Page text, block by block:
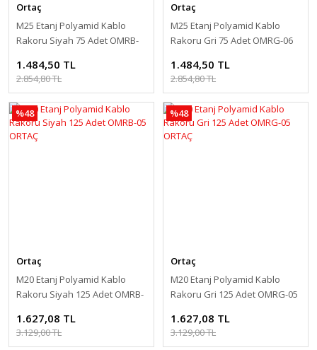
Ortaç
M25 Etanj Polyamid Kablo
Rakoru Siyah 75 Adet OMRB-
1.484,50 TL
2.854,80 TL
Ortaç
M25 Etanj Polyamid Kablo
Rakoru Gri 75 Adet OMRG-06
1.484,50 TL
2.854,80 TL
%48
Ortaç
M20 Etanj Polyamid Kablo
Rakoru Siyah 125 Adet OMRB-
1.627,08 TL
3.129,00 TL
%48
Ortaç
M20 Etanj Polyamid Kablo
Rakoru Gri 125 Adet OMRG-05
1.627,08 TL
3.129,00 TL